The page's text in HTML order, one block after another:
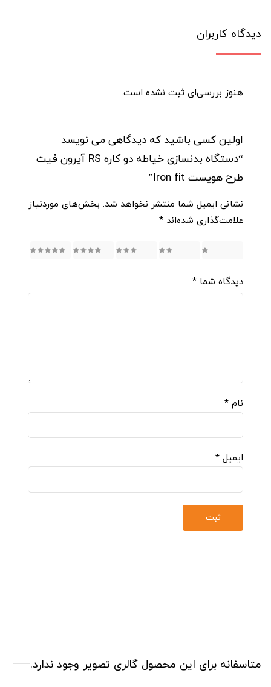
دیدگاه کاربران
هنوز بررسی‌ای ثبت نشده است.
اولین کسی باشید که دیدگاهی می نویسد
“دستگاه بدنسازی خیاطه دو کاره RS آیرون فیت
طرح هویست Iron fit”
نشانی ایمیل شما منتشر نخواهد شد. بخش‌های موردنیاز
علامت‌گذاری شده‌اند *
5
دیدگاه شما *
نام *
ایمیل *
متاسفانه برای این محصول گالری تصویر وجود ندارد.